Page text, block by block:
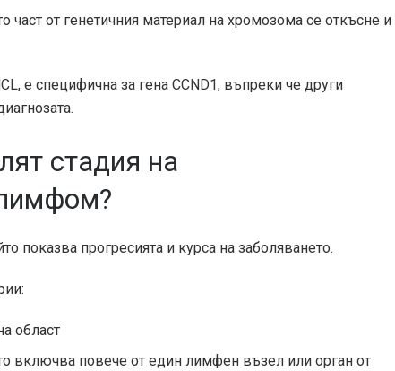
част от генетичния материал на хромозома се откъсне и
е специфична за гена CCND1, въпреки че други
стадия на
показва прогресията и курса на заболяването.
област
включва повече от един лимфен възел или орган от